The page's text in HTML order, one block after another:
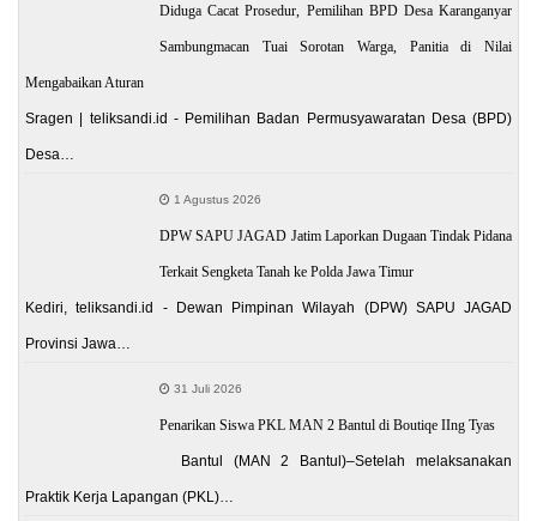
Diduga Cacat Prosedur, Pemilihan BPD Desa Karanganyar
Sambungmacan Tuai Sorotan Warga, Panitia di Nilai
Mengabaikan Aturan
Sragen | teliksandi.id - Pemilihan Badan Permusyawaratan Desa (BPD)
Desa…
1 Agustus 2026
DPW SAPU JAGAD Jatim Laporkan Dugaan Tindak Pidana
Terkait Sengketa Tanah ke Polda Jawa Timur
Kediri, teliksandi.id - Dewan Pimpinan Wilayah (DPW) SAPU JAGAD
Provinsi Jawa…
31 Juli 2026
Penarikan Siswa PKL MAN 2 Bantul di Boutiqe IIng Tyas
Bantul (MAN 2 Bantul)–Setelah melaksanakan
Praktik Kerja Lapangan (PKL)…